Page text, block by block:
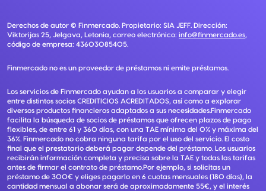
Derechos de autor © Finmercado. Propietario: SIA JEFF. Dirección:
Viktorijas 25, Jelgava, Letonia, correo electrónico: info@finmercado.es,
código de empresa: 43603085405.
Finmercado no es un proveedor de préstamos ni emite préstamos.
Los servicios de Finmercado ayudan a los usuarios a comparar y elegir
entre distintos socios CREDITICIOS ACREDITADOS, así como a explorar
diversos productos financieros adaptados a sus necesidades.Finmercado
facilita la búsqueda de socios de préstamos que ofrecen plazos de pago
flexibles, de entre 61 y 360 días, con una TAE mínima del 0% y máxima del
36%. Finmercado no cobra ninguna tarifa por el uso del servicio. El costo
final que el prestatario deberá pagar depende del préstamo. Los usuarios
recibirán información completa y precisa sobre la TAE y todas las tarifas
antes de firmar el contrato de préstamo.Por ejemplo, si solicitas un
préstamo de 300€ y eliges pagarlo en 6 cuotas mensuales (180 días), la
cantidad mensual a abonar será de aproximadamente 55€, y el interés